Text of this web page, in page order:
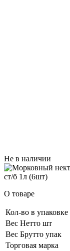
Не в наличии
О товаре
Кол-во в упаковке
Вес Нетто шт
Вес Брутто упак
Торговая марка